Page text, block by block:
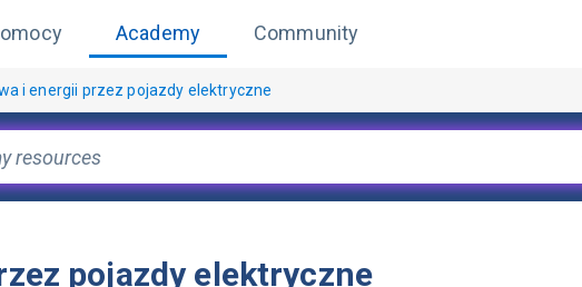
Academy Community
i energii przez pojazdy elektryczne
pojazdy elektryczne